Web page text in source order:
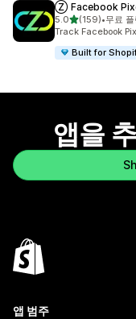
Ⓩ Facebook
5.0별 5개 중
(159)
총 리뷰 159개
•무료
Track Facebook
Built for
앱을
앱 범주